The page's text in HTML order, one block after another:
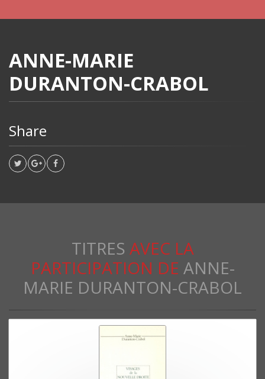
ANNE-MARIE
DURANTON-CRABOL
Share
TITRES AVEC LA
PARTICIPATION DE ANNE-
MARIE DURANTON-CRABOL